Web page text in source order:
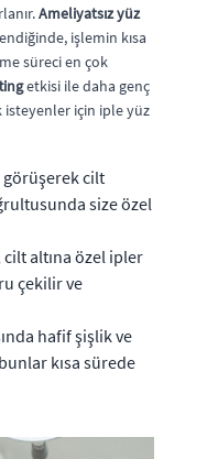
Ameliyatsız yüz
işlemin kısa
süreci en çok
etkisi ile daha genç
için iple yüz
cilt
size özel
altına özel ipler
çekilir ve
hafif şişlik ve
kısa sürede